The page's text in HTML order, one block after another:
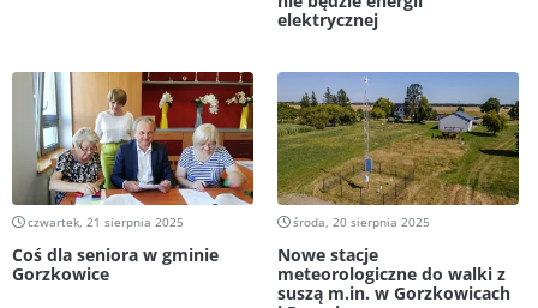
elektrycznej
czwartek, 21 sierpnia 2025
Coś dla seniora w gminie
Gorzkowice
środa, 20 sierpnia 2025
Nowe stacje
meteorologiczne do walki z
suszą m.in. w Gorzkowicach